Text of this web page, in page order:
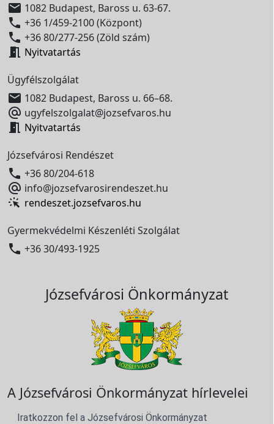
 1082 Budapest, Baross u. 63-67.
 +36 1/459-2100 (Központ)
 +36 80/277-256 (Zöld szám)
 Nyitvatartás
Ügyfélszolgálat
 1082 Budapest, Baross u. 66–68.
 ugyfelszolgalat@jozsefvaros.hu
 Nyitvatartás
Józsefvárosi Rendészet
 +36 80/204-618
 info@jozsefvarosirendeszet.hu
rendeszet.jozsefvaros.hu
Gyermekvédelmi Készenléti Szolgálat
 +36 30/493-1925
Józsefvárosi Önkormányzat
A Józsefvárosi Önkormányzat hírlevelei
Iratkozzon fel a Józsefvárosi Önkormányzat